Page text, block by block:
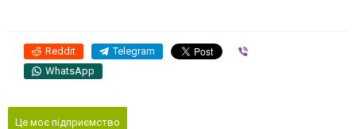
Reddit Telegram
WhatsApp
Це моє підприємство